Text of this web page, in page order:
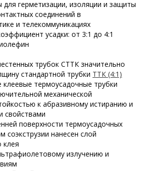
для герметизации, изоляции и защиты
соединений в
и телекоммуникациях
усадки: от 3:1 до 4:1
трубок СТТК значительно
стандартной трубки ТТК (4:1)
клеевые термоусадочные трубки
механической
к абразивному истиранию и
свойствами
поверхности термоусадочных
соэкструзии нанесен слой
клея
излучению и